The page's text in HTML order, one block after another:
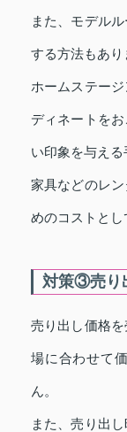
また、モデル
する方法もあり
ホームステー
ディネートを
い印象を与える
家具などのレ
めのコストとし
対策③売り
売り出し価格
場に合わせて
ん。
また、売り出